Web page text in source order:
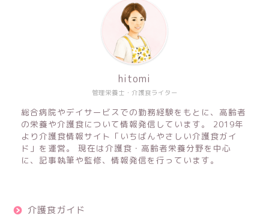
管理栄養士・介護食ライター
hitomi
総合病院やデイサービスでの勤務経験をもとに、高齢者
の栄養や介護食について情報発信しています。 2019年
より介護食情報サイト「いちばんやさしい介護食ガイ
ド」を運営。 現在は介護食・高齢者栄養分野を中心
に、記事執筆や監修、情報発信を行っています。
介護食ガイド